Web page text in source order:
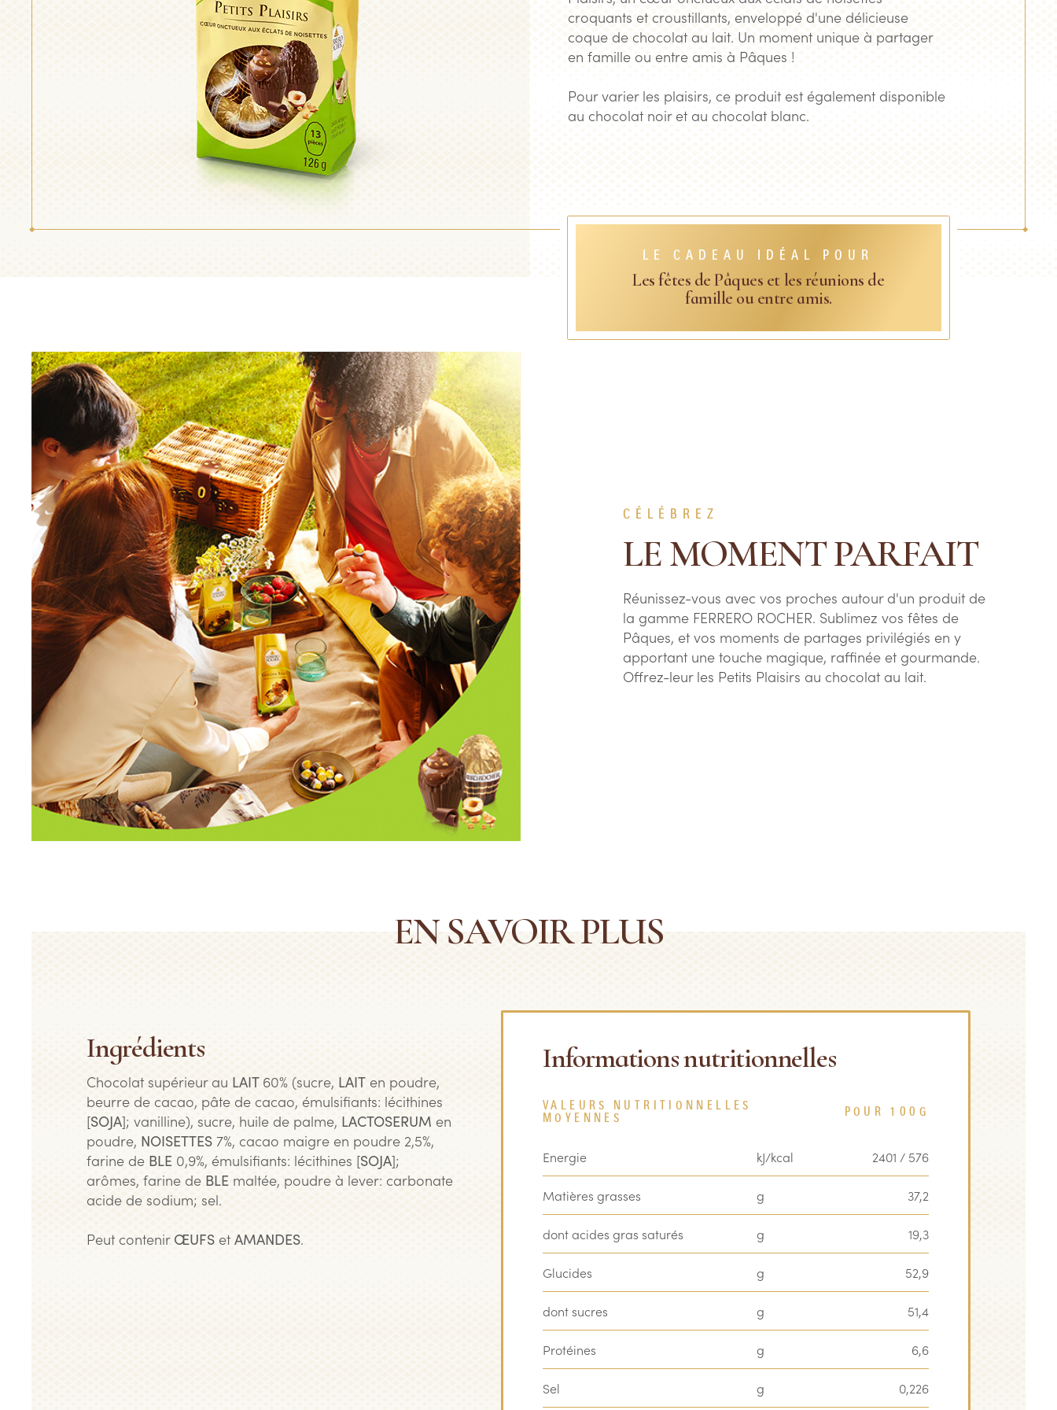
croquants et croustillants, enveloppé d'une délicieuse
coque de chocolat au lait. Un moment unique à partager
en famille ou entre amis à Pâques !
Pour varier les plaisirs, ce produit est également disponible
au chocolat noir et au chocolat blanc.
LE CADEAU IDÉAL POUR
Les fêtes de Pâques et les réunions de
famille ou entre amis.
CÉLÉBREZ
LE MOMENT PARFAIT
Réunissez-vous avec vos proches autour d'un produit de
la gamme FERRERO ROCHER. Sublimez vos fêtes de
Pâques, et vos moments de partages privilégiés en y
apportant une touche magique, raffinée et gourmande.
Offrez-leur les Petits Plaisirs au chocolat au lait.
EN SAVOIR PLUS
Ingrédients
Chocolat supérieur au LAIT 60% (sucre, LAIT en poudre,
beurre de cacao, pâte de cacao, émulsifiants: lécithines
[SOJA]; vanilline), sucre, huile de palme, LACTOSERUM en
poudre, NOISETTES 7%, cacao maigre en poudre 2,5%,
farine de BLE 0,9%, émulsifiants: lécithines [SOJA];
arômes, farine de BLE maltée, poudre à lever: carbonate
acide de sodium; sel.
Peut contenir ŒUFS et AMANDES.
Informations nutritionnelles
VALEURS NUTRITIONNELLES
MOYENNES
POUR 100G
Energie kJ/kcal 2401 / 576
Matières grasses g 37,2
dont acides gras saturés g 19,3
Glucides g 52,9
dont sucres g 51,4
Protéines g 6,6
Sel g 0,226